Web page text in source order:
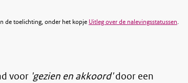
de toelichting, onder het kopje Uitleg over de nalevingsstatussen.
voor 'gezien en akkoord'door een